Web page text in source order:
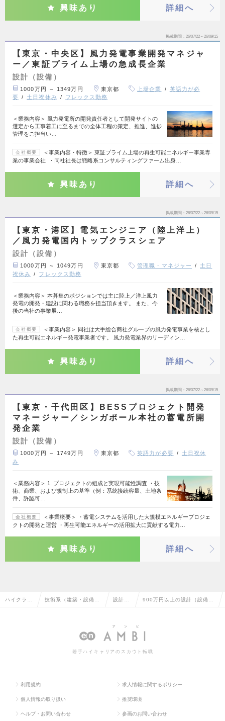
興味あり 詳細へ
掲載期間 26/07/22～26/09/15
【東京・中央区】風力発電事業開発マネジャ
ー／東証プライム上場の急成長企業
設計（設備）
1000万円 ～ 1349万円 東京都 上場企業
英語力が必
要
土日祝休み フレックス勤務
＜業務内容＞ 風力発電所の開発責任者として開発サイトの
選定から工事着工に至るまでの全体工程の策定、推進、進捗
管理をご担当い…
会社概要
＜事業内容・特徴＞ 東証プライム上場の再生可能エネルギー事業専
業の事業会社 ・同社社長は戦略系コンサルティングファーム出身…
興味あり 詳細へ
掲載期間 26/07/22～26/09/15
【東京・港区】電気エンジニア（陸上洋上）
／風力発電国内トップクラスシェア
設計（設備）
1000万円 ～ 1049万円 東京都 管理職・マネジャー
土日
祝休み
フレックス勤務
＜業務内容＞ 本募集のポジションでは主に陸上／洋上風力
発電の開発・建設に関わる職務を担当頂きます。 また、今
後の当社の事業展…
会社概要
＜事業内容＞ 同社は大手総合商社グループの風力発電事業を核とし
た再生可能エネルギー発電事業者です。 風力発電業界のリーディン…
興味あり 詳細へ
掲載期間 26/07/22～26/09/15
【東京・千代田区】BESSプロジェクト開発
マネージャー／シンガポール本社の蓄電所開
発企業
設計（設備）
1000万円 ～ 1749万円 東京都 英語力が必要
土日祝休
み
＜業務内容＞ 1. プロジェクトの組成と実現可能性調査 ・技
術、商業、および規制上の基準（例：系統接続容量、土地条
件、許認可…
会社概要
＜事業概要＞ ・蓄電システムを活用した大規模エネルギープロジェ
クトの開発と運営 ・再生可能エネルギーの活用拡大に貢献する電力…
興味あり 詳細へ
ハイクラス 技術系（建築・設備・ 設計
備）
900万円以上の設計（設備）
若手ハイキャリアのスカウト転職
利用規約 求人情報に関するポリシー
個人情報の取り扱い 推奨環境
ヘルプ・お問い合わせ 参画のお問い合わせ